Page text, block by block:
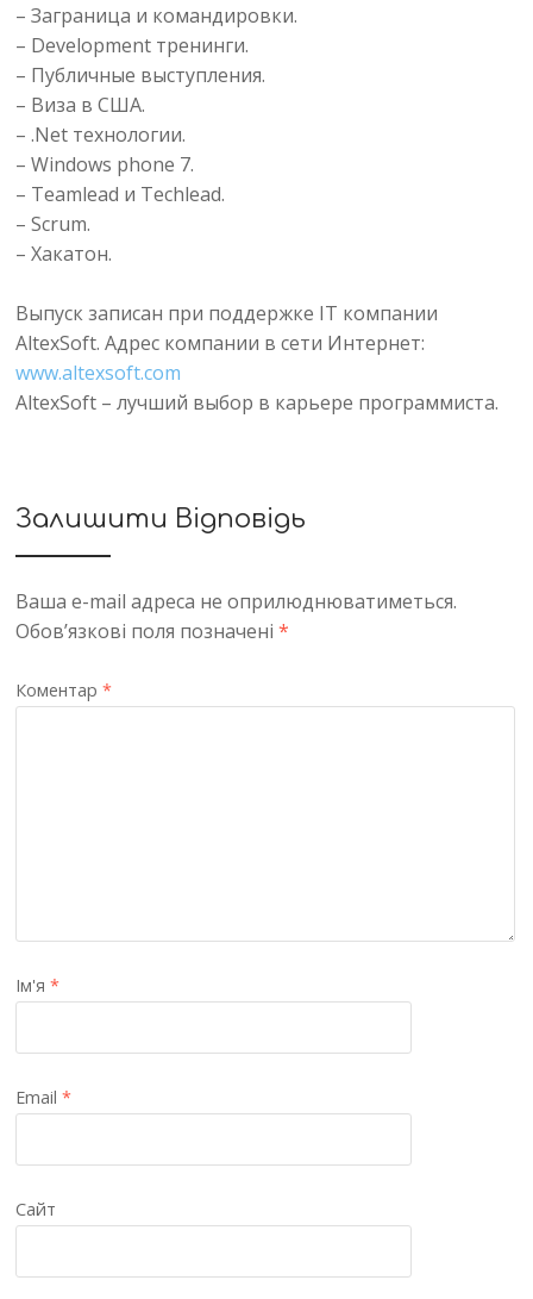
– Заграница и командировки.
– Development тренинги.
– Публичные выступления.
– Виза в США.
– .Net технологии.
– Windows phone 7.
– Teamlead и Techlead.
– Scrum.
– Хакатон.
Выпуск записан при поддержке IT компании
AltexSoft. Адрес компании в сети Интернет:
www.altexsoft.com
AltexSoft – лучший выбор в карьере программиста.
Залишити Відповідь
Ваша e-mail адреса не оприлюднюватиметься.
Обов’язкові поля позначені*
Коментар*
Ім'я*
Email*
Сайт